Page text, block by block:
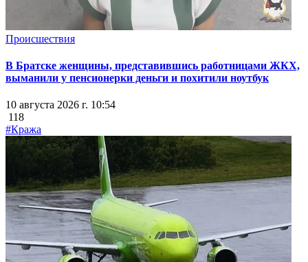
Происшествия
В Братске женщины, представившись работницами ЖКХ,
выманили у пенсионерки деньги и похитили ноутбук
10 августа 2026 г. 10:54
118
#Кража